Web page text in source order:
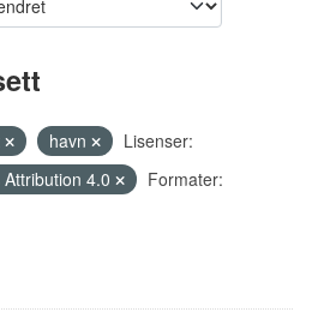
havn
Lisenser:
4.0
Formater: